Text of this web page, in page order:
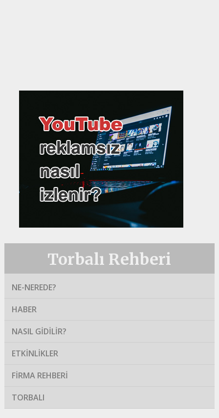
Torbalı Rehberi
NE-NEREDE?
HABER
NASIL GIDILIR?
ETKINLIKLER
FIRMA REHBERI
TORBALI